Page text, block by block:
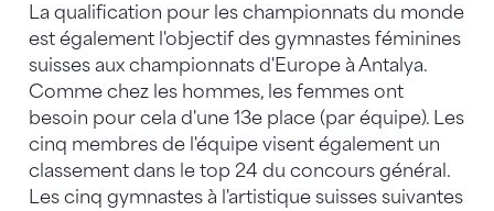
La qualification pour les championnats du monde
est également l'objectif des gymnastes féminines
suisses aux championnats d'Europe à Antalya.
Comme chez les hommes, les femmes ont
besoin pour cela d'une 13e place (par équipe). Les
cinq membres de l'équipe visent également un
classement dans le top 24 du concours général.
Les cinq gymnastes à l'artistique suisses suivantes